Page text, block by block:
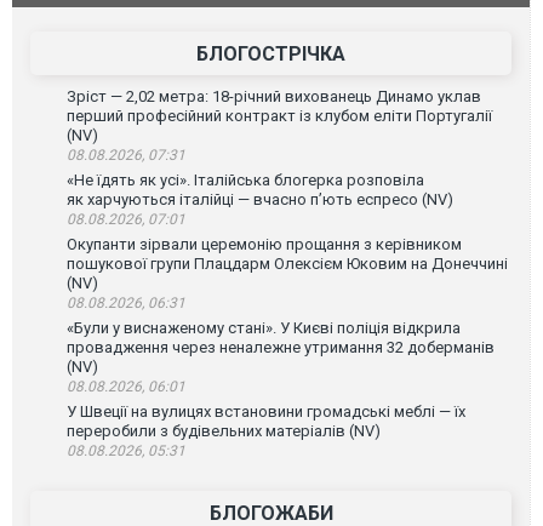
ВІДЕО
склад
БЛОГОСТРІЧКА
Зріст — 2,02 метра: 18-річний вихованець Динамо уклав
перший професійний контракт із клубом еліти Португалії
(NV)
08.08.2026, 07:31
«Не їдять як усі». Італійська блогерка розповіла
як харчуються італійці — вчасно п’ють еспресо (NV)
08.08.2026, 07:01
Окупанти зірвали церемонію прощання з керівником
пошукової групи Плацдарм Олексієм Юковим на Донеччині
(NV)
08.08.2026, 06:31
«Були у виснаженому стані». У Києві поліція відкрила
провадження через неналежне утримання 32 доберманів
(NV)
08.08.2026, 06:01
У Швеції на вулицях встановини громадські меблі — їх
переробили з будівельних матеріалів (NV)
08.08.2026, 05:31
БЛОГОЖАБИ